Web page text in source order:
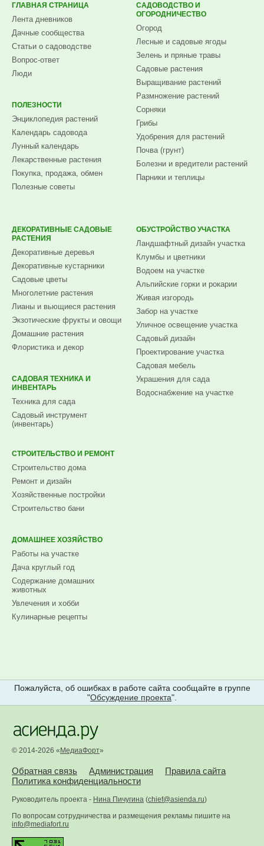
ГЛАВНАЯ СТРАНИЦА
Лента дневников
Дачные сообщества
Статьи о садоводстве
Вопрос-ответ
Люди
ПОЛЕЗНОСТИ
Энциклопедия растений
Календарь садовода
Лунный календарь
Лекарственные растения
Покупка, продажа, обмен
Полезные советы
САДОВОДСТВО И
ОГОРОДНИЧЕСТВО
Огород
Лесные и садовые ягоды
Зелень и пряные травы
Садовые растения
Выращивание растений
Размножение растений
Сорняки
Грибы
Удобрения для растений
Почва (грунт)
Болезни и вредители растений
Парники и теплицы
ДЕКОРАТИВНЫЕ САДОВЫЕ
РАСТЕНИЯ
Декоративные деревья
Декоративные кустарники
Садовые цветы
Многолетние растения
Лианы и вьющиеся растения
Экзотические фрукты и овощи
Домашние растения
Флористика и декор
САДОВАЯ ТЕХНИКА И
ИНВЕНТАРЬ
Техника для сада
Садовый инструмент
(инвентарь)
ОБУСТРОЙСТВО УЧАСТКА
Ландшафтный дизайн участка
Клумбы и цветники
Водоем на участке
Альпийские горки и рокарии
Живая изгородь
Забор на участке
Уличное освещение участка
Садовый дизайн
Проектирование участка
Садовая мебель
Украшения для сада
Водоснабжение на участке
СТРОИТЕЛЬСТВО И РЕМОНТ
Строительство дома
Ремонт и дизайн
Хозяйственные постройки
Строительство бани
ДОМАШНЕЕ ХОЗЯЙСТВО
Работы на участке
Дача круглый год
Содержание домашних
животных
Увлечения и хобби
Кулинарные рецепты
Пожалуйста, об ошибках в работе сайта сообщайте в группе
"Обсуждение проекта".
© 2014-2026 «МедиаФорт»
Обратная связь Администрация
Правила сайта
Политика конфиденциальности
Руководитель проекта - Нина Пичугина (chief@asienda.ru)
По вопросам сотрудничества и размещения рекламы пишите на
info@mediafort.ru